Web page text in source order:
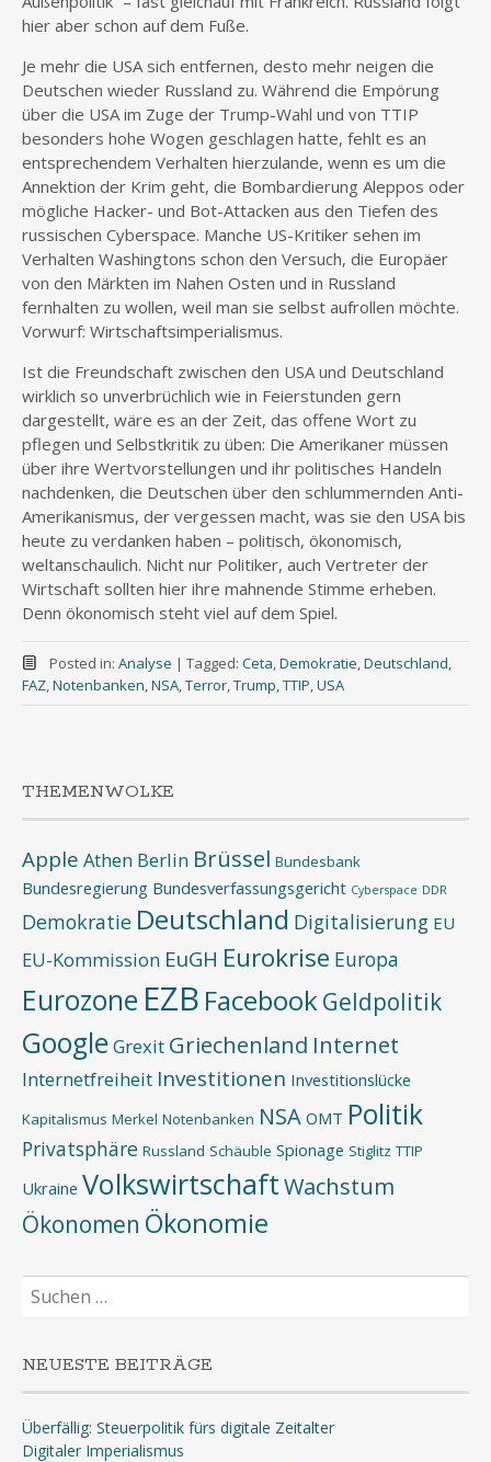
hier aber schon auf dem Fuße.
Je mehr die USA sich entfernen, desto mehr neigen die
Deutschen wieder Russland zu. Während die Empörung
über die USA im Zuge der Trump-Wahl und von TTIP
besonders hohe Wogen geschlagen hatte, fehlt es an
entsprechendem Verhalten hierzulande, wenn es um die
Annektion der Krim geht, die Bombardierung Aleppos oder
mögliche Hacker- und Bot-Attacken aus den Tiefen des
russischen Cyberspace. Manche US-Kritiker sehen im
Verhalten Washingtons schon den Versuch, die Europäer
von den Märkten im Nahen Osten und in Russland
fernhalten zu wollen, weil man sie selbst aufrollen möchte.
Vorwurf: Wirtschaftsimperialismus.
Ist die Freundschaft zwischen den USA und Deutschland
wirklich so unverbrüchlich wie in Feierstunden gern
dargestellt, wäre es an der Zeit, das offene Wort zu
pflegen und Selbstkritik zu üben: Die Amerikaner müssen
über ihre Wertvorstellungen und ihr politisches Handeln
nachdenken, die Deutschen über den schlummernden Anti-
Amerikanismus, der vergessen macht, was sie den USA bis
heute zu verdanken haben – politisch, ökonomisch,
weltanschaulich. Nicht nur Politiker, auch Vertreter der
Wirtschaft sollten hier ihre mahnende Stimme erheben.
Denn ökonomisch steht viel auf dem Spiel.
Posted in: Analyse | Tagged: Ceta,Demokratie,Deutschland,
FAZ,Notenbanken,NSA,Terror,Trump,TTIP,USA
THEMENWOLKE
Apple Athen Berlin Brüssel Bundesbank
Bundesregierung Bundesverfassungsgericht Cyberspace DDR
Demokratie Deutschland Digitalisierung EU
EU-Kommission EuGH Eurokrise Europa
Eurozone EZB FacebookGeldpolitik
Google Grexit Griechenland Internet
Internetfreiheit Investitionen Investitionslücke
Kapitalismus Merkel Notenbanken NSA OMT Politik
Privatsphäre Russland Schäuble Spionage Stiglitz TTIP
Ukraine VolkswirtschaftWachstum
Ökonomen Ökonomie
Suchen
nach:
NEUESTE BEITRÄGE
Überfällig: Steuerpolitik fürs digitale Zeitalter
Digitaler Imperialismus